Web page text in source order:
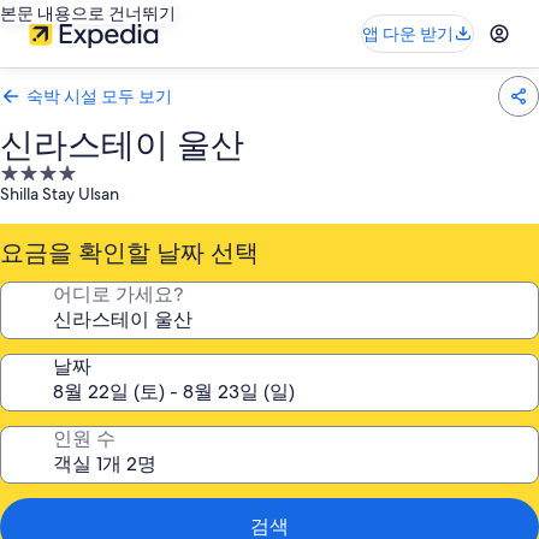
본문 내용으로 건너뛰기
앱 다운 받기
숙박 시설 모두 보기
신라스테이 울산
4.0
성
급
숙
박
설
Shilla Stay Ulsan
요금을 확인할 날짜 선택
어디로 가세요?
날짜
인원 수
검색